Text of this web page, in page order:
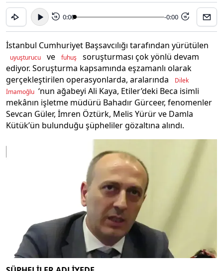
15 0:00 -0:00 15
İstanbul Cumhuriyet Başsavcılığı tarafından yürütülen
uyuşturucu ve fuhuş
soruşturması çok yönlü devam
ediyor. Soruşturma kapsamında eşzamanlı olarak
gerçekleştirilen operasyonlarda, aralarında
Dilek
İmamoğlu ‘nun ağabeyi Ali Kaya, Etiler’deki Beca isimli
mekânın işletme müdürü Bahadır Gürceer, fenomenler
Sevcan Güler, İmren Öztürk, Melis Yürür ve Damla
Kütük’ün bulunduğu şüpheliler gözaltına alındı.